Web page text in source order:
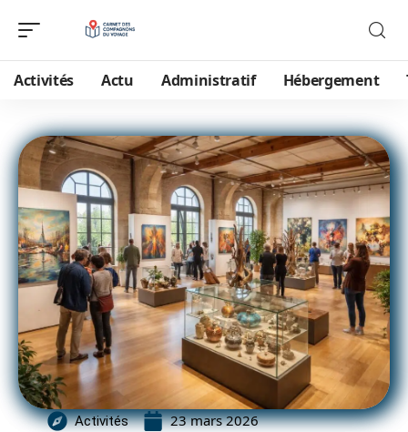
Activités Actu Administratif Hébergement
Activités 23 mars 2026